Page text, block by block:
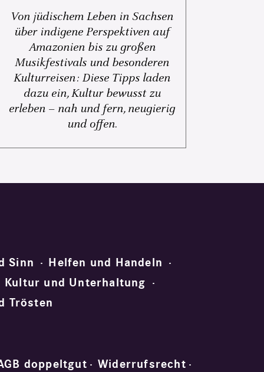
Von jüdischem Leben in Sachsen
über indigene Perspektiven auf
Amazonien bis zu großen
Musikfestivals und besonderen
Kulturreisen: Diese Tipps laden
dazu ein, Kultur bewusst zu
erleben – nah und fern, neugierig
und offen.
Sinn
Helfen und Handeln
Kultur und Unterhaltung
Trösten
doppeltgut Widerrufsrecht